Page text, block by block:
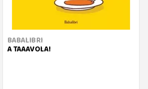
BABALIBRI
A TAAAVOLA!